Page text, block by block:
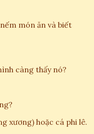
món ăn và biết
càng thấy nó?
xương) hoặc cá phi lê.